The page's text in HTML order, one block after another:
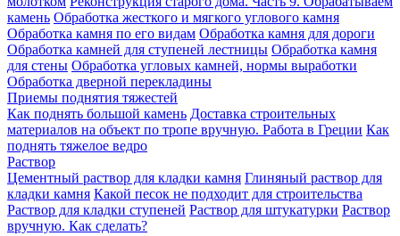
камень Обработка жесткого и мягкого углового камня
Обработка камня по его видам Обработка камня для дороги
Обработка камней для ступеней лестницы Обработка камня
для стены Обработка угловых камней, нормы выработки
Обработка дверной перекладины
Приемы поднятия тяжестей
Как поднять большой камень Доставка строительных
материалов на объект по тропе вручную. Работа в Греции Как
поднять тяжелое ведро
Раствор
Цементный раствор для кладки камня Глиняный раствор для
кладки камня Какой песок не подходит для строительства
Раствор для кладки ступеней Раствор для штукатурки Раствор
вручную. Как сделать?